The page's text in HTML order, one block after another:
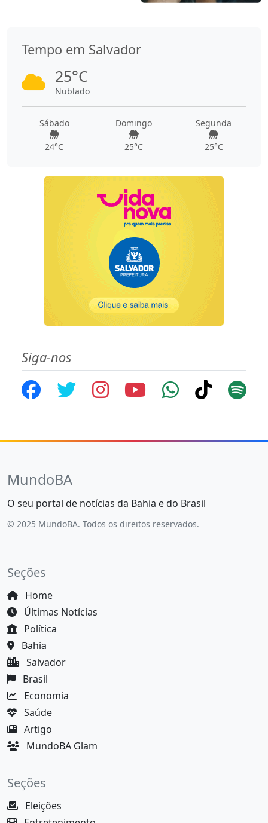
Tempo em Salvador
25°C
Nublado
Sábado
24°C
Domingo
25°C
Segunda
25°C
Siga-nos
MundoBA
O seu portal de notícias da Bahia e do Brasil
© 2025 MundoBA. Todos os direitos reservados.
Seções
Home
Últimas Notícias
Política
Bahia
Salvador
Brasil
Economia
Saúde
Artigo
MundoBA Glam
Seções
Eleições